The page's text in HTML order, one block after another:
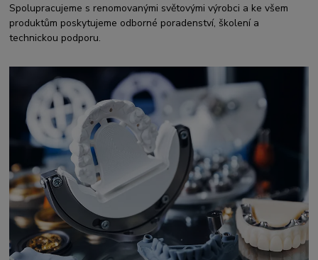
Spolupracujeme s renomovanými světovými výrobci a ke všem
produktům poskytujeme odborné poradenství, školení a
technickou podporu.